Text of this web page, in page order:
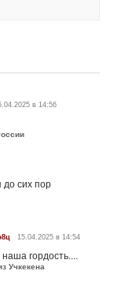
в 14:56
сих пор
15.04.2025 в 14:54
гордость....
Учкекена